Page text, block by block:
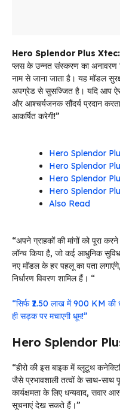
Hero Splendor Plus Xtec:
प्लस के उन्नत संस्करण का अनावरण
नाम से जाना जाता है। यह मॉडल
अपग्रेड से सुसज्जित है। यदि आप
और आश्चर्यजनक सौंदर्य प्रदान
आकर्षित करेगी!”
Hero Splendor
Hero Splendor
Hero Splendor
Hero Splendor
Also Read
“अपने ग्राहकों की मांगों को पूरा करने
लॉन्च किया है, जो कई आधुनिक
नए मॉडल के हर पहलू का पता
निर्धारण विवरण शामिल हैं। “
“सिर्फ ₹2.50 लाख में 900 KM
ही सड़क पर मचाएगी धूम!”
Hero Splendor
“हीरो की इस बाइक में ब्लूटूथ
जैसे प्रभावशाली तत्वों के साथ-
कार्यक्षमता के लिए धन्यवाद, सवार
सूचनाएं देख सकते हैं।”